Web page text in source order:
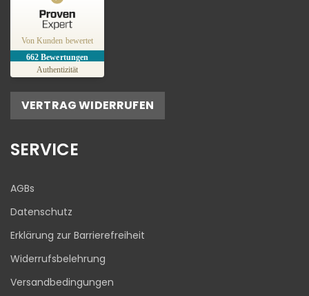
Von Kunden bewertet
662 Bewertungen
Authentizität
Kundenbewertungen und Erfahrungen zu
SEHR GUT
4,81
/
5,00
Bewertungen von
1
anderen Quelle
VERTRAG WIDERRUFEN
SERVICE
AGBs
Datenschutz
Erklärung zur Barrierefreiheit
Widerrufsbelehrung
Versandbedingungen